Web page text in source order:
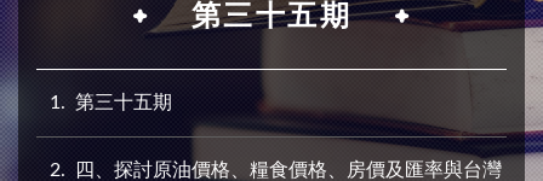
第三十五期
1 第三十五期
2
四、探討原油價格、糧食價格、房價及匯率與台灣